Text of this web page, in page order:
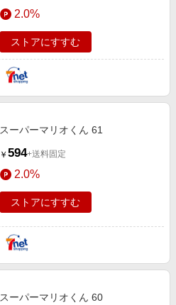
2.0%
ストアにすすむ
スーパーマリオくん 61
￥ 594+送料固定
2.0%
ストアにすすむ
スーパーマリオくん 60